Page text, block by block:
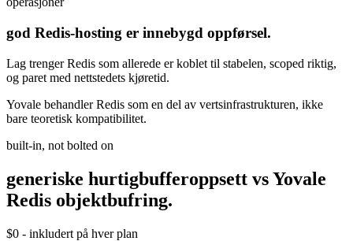
god Redis-hosting er innebygd oppførsel.
Lag trenger Redis som allerede er koblet til stabelen, scoped riktig,
og paret med nettstedets kjøretid.
Yovale behandler Redis som en del av vertsinfrastrukturen, ikke
bare teoretisk kompatibilitet.
built-in, not bolted on
generiske hurtigbufferoppsett vs Yovale
Redis objektbufring.
$0 - inkludert på hver plan